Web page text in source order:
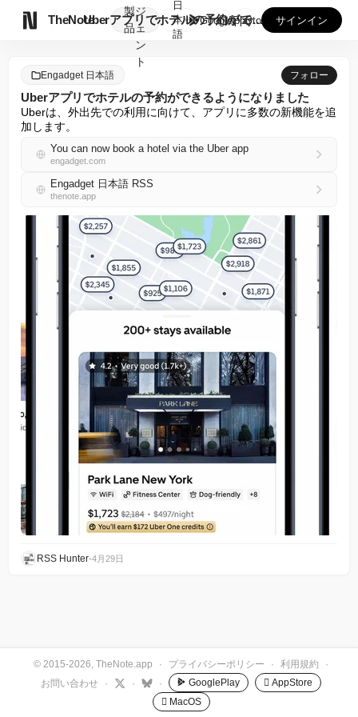
TheNote
製
品
ジ
ェ
ン
ト
Uberアプリでホテルの予約ができるようになりました
日
本
語
GooglePlay
AppStore サインイン
Engadget 日本語 フォロー
Uberアプリでホテルの予約ができるようになりました
Uberは、外出先での利用に向けて、アプリに多数の新機能を追
加します。
You can now book a hotel via the Uber app
engadget.com
Engadget 日本語 RSS
thenote.app
RSS Hunter•4月29日
© 2015-2026, TheNote.app · プライバシーポリシー · 利用規約
·
お問い合わせ
· · · GooglePlay
 AppStore
 MacOS